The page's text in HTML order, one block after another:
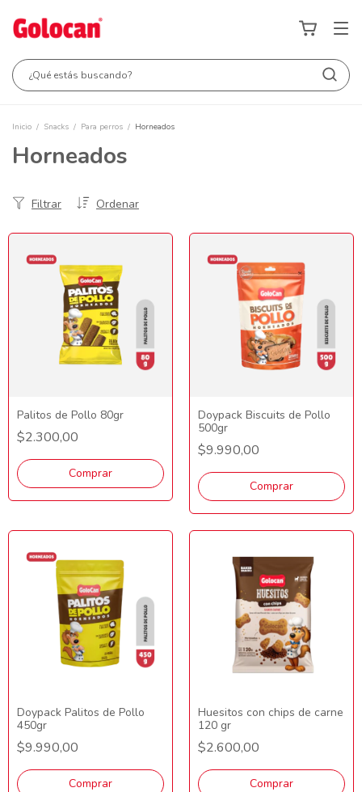
Inicio / Snacks / Para perros / Horneados
Horneados
Ordenar
Filtrar
Palitos de Pollo 80gr
$2.300,00
Comprar
Doypack Biscuits de Pollo
500gr
$9.990,00
Comprar
Doypack Palitos de Pollo
450gr
$9.990,00
Comprar
Huesitos con chips de carne
120 gr
$2.600,00
Comprar